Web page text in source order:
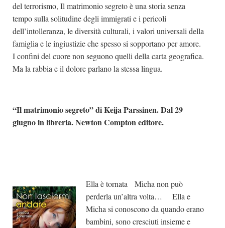
del terrorismo, Il matrimonio segreto è una storia senza
tempo sulla solitudine degli immigrati e i pericoli
dell’intolleranza, le diversità culturali, i valori universali della
famiglia e le ingiustizie che spesso si sopportano per amore.
I confini del cuore non seguono quelli della carta geografica.
Ma la rabbia e il dolore parlano la stessa lingua.
“Il matrimonio segreto” diKeija Parssinen. Dal 29
giugno in libreria. Newton Compton editore.
Ella è tornata Micha non può
perderla un’altra volta… Ella e
Micha si conoscono da quando erano
bambini, sono cresciuti insieme e